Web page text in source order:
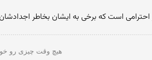
احترامی است که برخی به ایشان بخاطر
هیچ وقت چیزی رو